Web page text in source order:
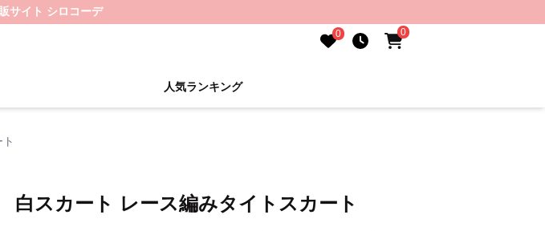
サイト シロコーデ
0 0
人気ランキング
白スカート レース編みタイトスカート